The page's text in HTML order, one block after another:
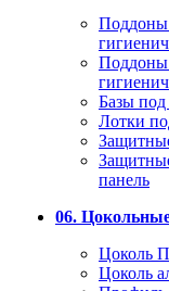
Поддоны
Поддоны
Базы
Лотки
панель
06.
Цоколь
Цоколь